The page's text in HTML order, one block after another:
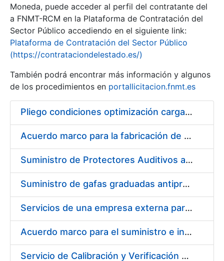
Show/Hide
Moneda, puede acceder al perfil del contratante del
a FNMT-RCM en la Plataforma de Contratación del
Sector Público accediendo en el siguiente link:
Plataforma de Contratación del Sector Público
(https://contrataciondelestado.es/)
También podrá encontrar más información y algunos
de los procedimientos en portallicitacion.fnmt.es
Pliego condiciones optimización cargas compras firmado
Acuerdo marco para la fabricación de piezas
Suministro de Protectores Auditivos a medida para las personas trabajadoras de los Centros de Trabajo de Madrid y Burgos
Suministro de gafas graduadas antiproyecciones para los trabajadores de la FNMT-RCM en los centros de trabajo de Madrid y Burgos
Servicios de una empresa externa para el asesoramiento y resolución de los recursos de alzada que se presentan relacionados con procesos de selección para la FNMT-RCM
Acuerdo marco para el suministro e instalación de persianas, estores y otros complementos
Servicio de Calibración y Verificación Externa de los Equipos de Medición del Servicio de Prevención de la FNMT-RCM